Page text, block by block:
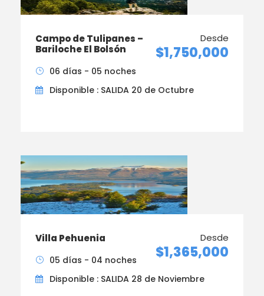
Campo de Tulipanes –
Bariloche El Bolsón
Desde
$1,750,000
06 días - 05 noches
Disponible : SALIDA 20 de Octubre
Villa Pehuenia Desde
$1,365,000
05 días - 04 noches
Disponible : SALIDA 28 de Noviembre